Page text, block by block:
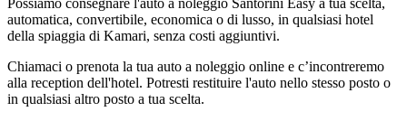
automatica, convertibile, economica o di lusso, in qualsiasi hotel
della spiaggia di Kamari, senza costi aggiuntivi.
Chiamaci o prenota la tua auto a noleggio online e c’incontreremo
alla reception dell'hotel. Potresti restituire l'auto nello stesso posto o
in qualsiasi altro posto a tua scelta.